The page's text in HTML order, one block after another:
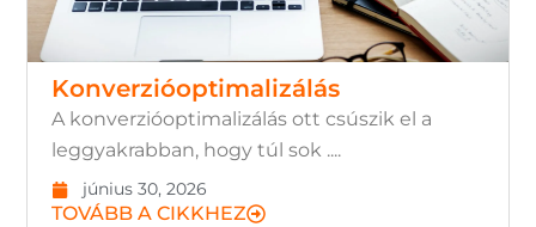
Konverzióoptimalizálás
A konverzióoptimalizálás ott csúszik el a
leggyakrabban, hogy túl sok ....
június 30, 2026
TOVÁBB A CIKKHEZ